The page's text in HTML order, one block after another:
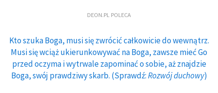
DEON.PL POLECA
Kto szuka Boga, musi się zwrócić całkowicie do wewnątrz.
Musi się wciąż ukierunkowywać na Boga, zawsze mieć Go
przed oczyma i wytrwale zapominać o sobie, aż znajdzie
Boga, swój prawdziwy skarb. (Sprawdź:Rozwój duchowy)